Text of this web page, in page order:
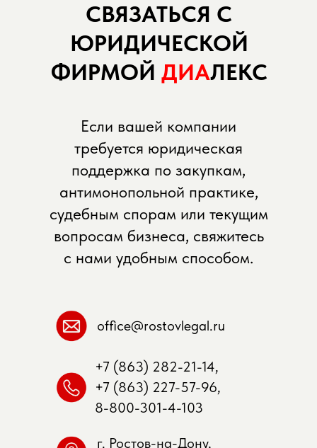
г. Ростов-на-Дону,
office@rostovlegal.ru
+7 (863) 282-21-14,
+7 (863) 227-57-96,
8-800-301-4-103
Если вашей компании
требуется юридическая
поддержка по закупкам,
антимонопольной практике,
судебным спорам или текущим
вопросам бизнеса, свяжитесь
с нами удобным способом.
СВЯЗАТЬСЯ С
ЮРИДИЧЕСКОЙ
ФИРМОЙ ДИАЛЕКС